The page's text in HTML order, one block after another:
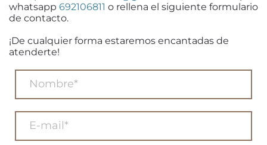
whatsapp 692106811 o rellena el siguiente formulario
de contacto.
¡De cualquier forma estaremos encantadas de
atenderte!